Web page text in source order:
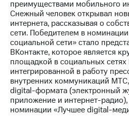
преимуществами мобильного
Снежный человек открывал
интернета, рассказывая о
сети. Победителем в
социальной сети» стало
ВКонтакте, которое является
площадкой в социальных
интегрированной в работу
внутренних коммуникаций
digital-формата (электронный
приложение и интернет-
номинации «Лучшее digital-